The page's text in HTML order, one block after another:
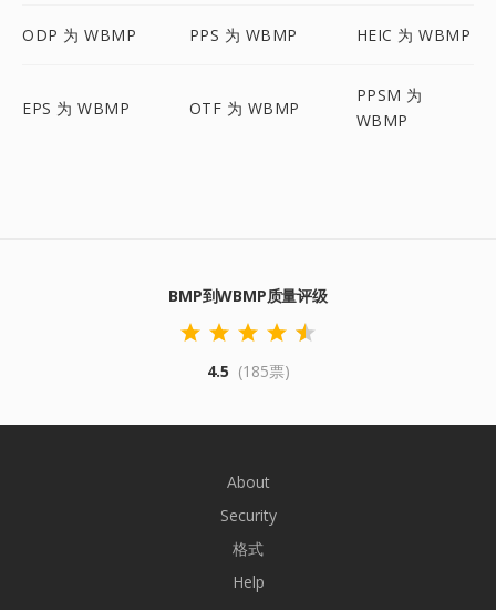
ODP 为 WBMP PPS 为 WBMP HEIC 为 WBMP
EPS 为 WBMP OTF 为 WBMP
PPSM 为
WBMP
BMP到WBMP质量评级
4.5 (185票)
About
Security
格式
Help